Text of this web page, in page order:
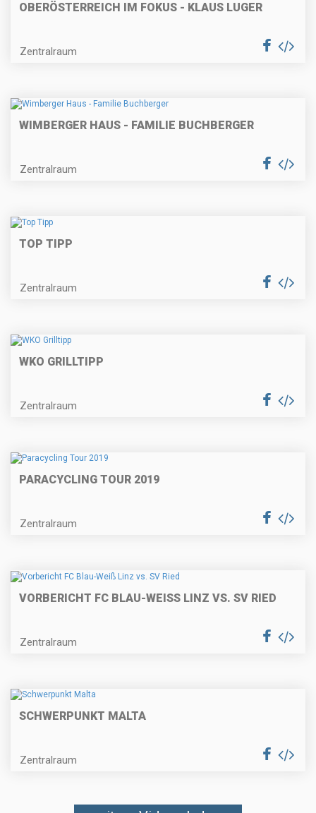
OBERÖSTERREICH IM FOKUS - KLAUS LUGER
Zentralraum
WIMBERGER HAUS - FAMILIE BUCHBERGER
Zentralraum
TOP TIPP
Zentralraum
WKO GRILLTIPP
Zentralraum
PARACYCLING TOUR 2019
Zentralraum
VORBERICHT FC BLAU-WEISS LINZ VS. SV RIED
Zentralraum
SCHWERPUNKT MALTA
Zentralraum